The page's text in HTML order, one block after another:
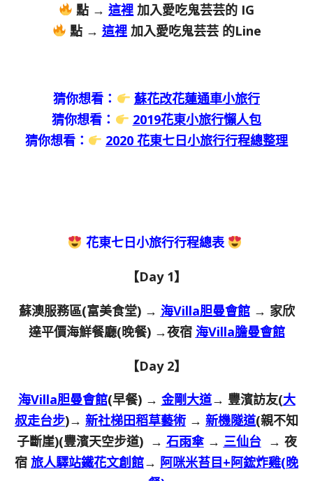
點 →這裡 加入愛吃鬼芸芸的 IG
點 → 這裡加入愛吃鬼芸芸 的Line
猜你想看：
蘇花改花蓮通車小旅行
猜你想看：
2019花東小旅行懶人包
猜你想看：
2020 花東七日小旅行行程總整理
花東七日小旅行行程總表
【Day 1】
蘇澳服務區(富美食堂) → 海Villa胆曼會館→ 家欣
達平價海鮮餐廳(晚餐) →夜宿 海Villa膽曼會館
【Day 2】
海Villa胆曼會館(早餐) → 金剛大道→ 豐濱訪友(大
叔走台步)→ 新社梯田稻草藝術 → 新機隧道(親不知
子斷崖)(豐濱天空步道) → 石雨傘→ 三仙台→ 夜
宿 旅人驛站鐵花文創館→ 阿咪米苔目+阿鋐炸雞(晚